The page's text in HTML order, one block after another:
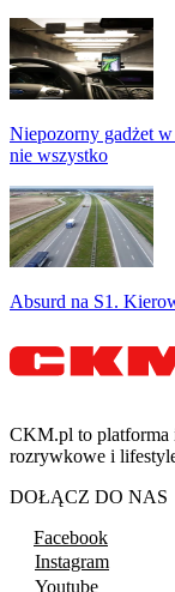
Niepozorny gadżet
nie wszystko
Absurd na S1.
CKM.pl to platforma
rozrywkowe i
DOŁĄCZ DO NAS
Facebook
Instagram
Youtube